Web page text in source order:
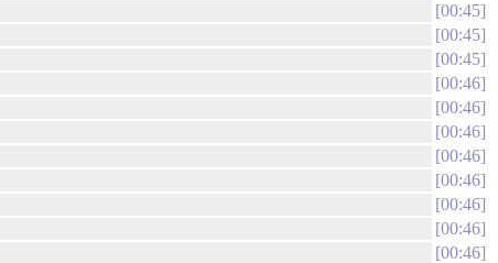
00:45
00:45
00:45
00:46
00:46
00:46
00:46
00:46
00:46
00:46
00:46